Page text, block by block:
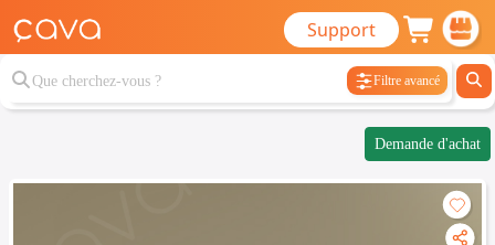
Support
Filtre avancé
Demande d'achat